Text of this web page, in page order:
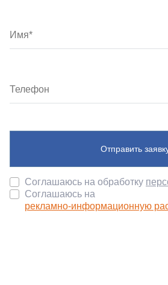
Отправить
Соглашаюсь на обработку
Соглашаюсь на
рекламно-информационную